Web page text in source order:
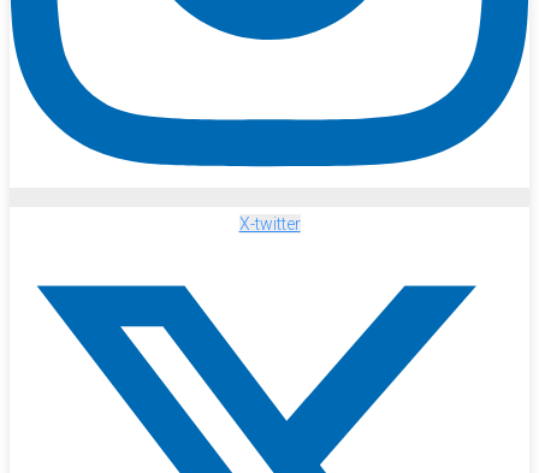
X-twitter